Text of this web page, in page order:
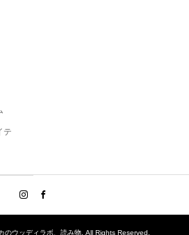
テ
のウッディラボ、読み物. All Rights Reserved.